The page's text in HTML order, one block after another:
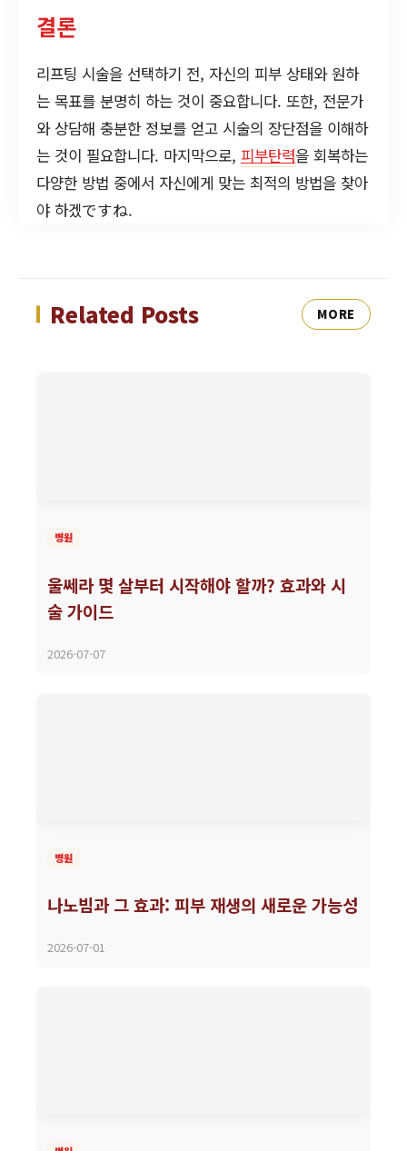
결론
리프팅 시술을 선택하기 전, 자신의 피부 상태와 원하
는 목표를 분명히 하는 것이 중요합니다. 또한, 전문가
와 상담해 충분한 정보를 얻고 시술의 장단점을 이해하
는 것이 필요합니다. 마지막으로, 피부탄력을 회복하는
다양한 방법 중에서 자신에게 맞는 최적의 방법을 찾아
야 하겠ですね.
Related Posts MORE
병원
울쎄라 몇 살부터 시작해야 할까? 효과와 시
술 가이드
2026-07-07
병원
나노빔과 그 효과: 피부 재생의 새로운 가능성
2026-07-01